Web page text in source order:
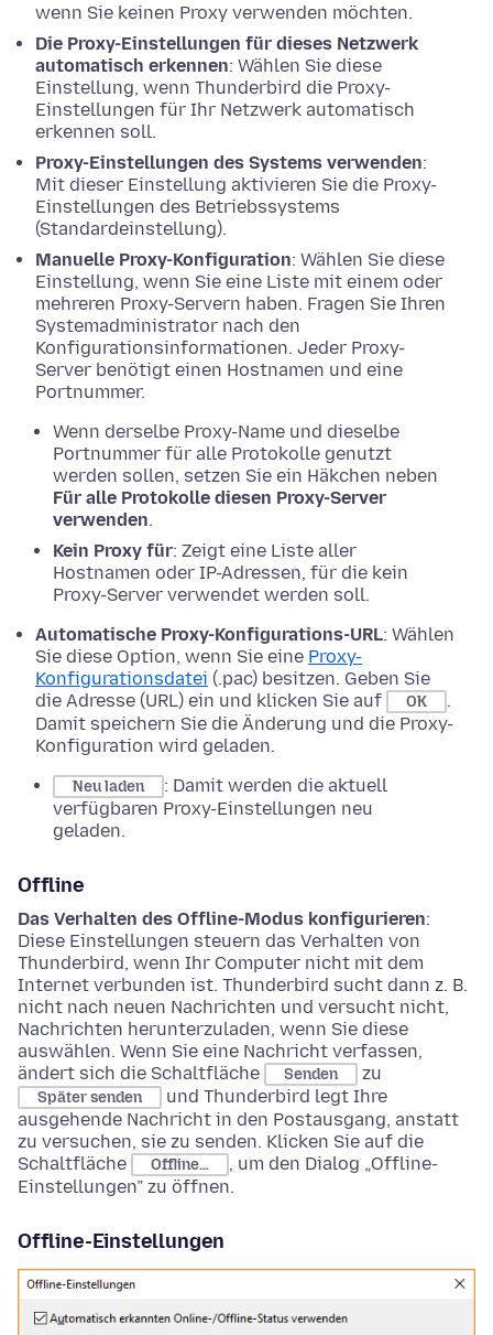
wenn Sie keinen Proxy verwenden möchten.
Die Proxy-Einstellungen für dieses Netzwerk
automatisch erkennen: Wählen Sie diese
Einstellung, wenn Thunderbird die Proxy-
Einstellungen für Ihr Netzwerk automatisch
erkennen soll.
Proxy-Einstellungen des Systems verwenden:
Mit dieser Einstellung aktivieren Sie die Proxy-
Einstellungen des Betriebssystems
(Standardeinstellung).
Manuelle Proxy-Konfiguration: Wählen Sie diese
Einstellung, wenn Sie eine Liste mit einem oder
mehreren Proxy-Servern haben. Fragen Sie Ihren
Systemadministrator nach den
Konfigurationsinformationen. Jeder Proxy-
Server benötigt einen Hostnamen und eine
Portnummer.
Wenn derselbe Proxy-Name und dieselbe
Portnummer für alle Protokolle genutzt
werden sollen, setzen Sie ein Häkchen neben
Für alle Protokolle diesen Proxy-Server
verwenden.
Kein Proxy für: Zeigt eine Liste aller
Hostnamen oder IP-Adressen, für die kein
Proxy-Server verwendet werden soll.
Automatische Proxy-Konfigurations-URL: Wählen
Sie diese Option, wenn Sie eine Proxy-
Konfigurationsdatei (.pac) besitzen. Geben Sie
die Adresse (URL) ein und klicken Sie auf
OK
.
Damit speichern Sie die Änderung und die Proxy-
Konfiguration wird geladen.
Neu laden
: Damit werden die aktuell
verfügbaren Proxy-Einstellungen neu
geladen.
Offline
Das Verhalten des Offline-Modus konfigurieren:
Diese Einstellungen steuern das Verhalten von
Thunderbird, wenn Ihr Computer nicht mit dem
Internet verbunden ist. Thunderbird sucht dann z. B.
nicht nach neuen Nachrichten und versucht nicht,
Nachrichten herunterzuladen, wenn Sie diese
auswählen. Wenn Sie eine Nachricht verfassen,
ändert sich die Schaltfläche
Senden zu
Später senden
und Thunderbird legt Ihre
ausgehende Nachricht in den Postausgang, anstatt
zu versuchen, sie zu senden. Klicken Sie auf die
Schaltfläche
Offline…
, um den Dialog „Offline-
Einstellungen” zu öffnen.
Offline-Einstellungen